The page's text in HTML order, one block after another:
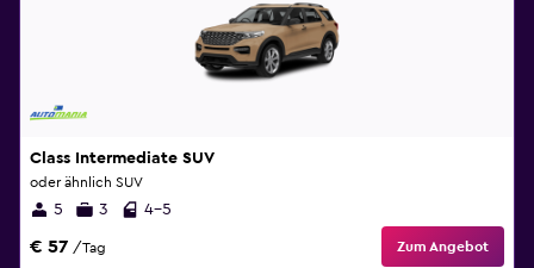
Class Intermediate SUV
oder ähnlich SUV
5 3 4-5
€ 57 /Tag Zum Angebot